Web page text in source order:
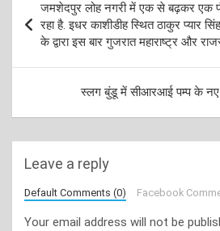
navigation
जमशेदपुर लोह नगरी में एक से बढ़कर एक
रहा है. इधर काशीडीह स्थित ठाकुर प्यार
के द्वारा इस बार गुजरात महाराष्ट्र और
स्लग बुंडू में सीआरआई पम्प के
Leave a reply
Default Comments (0) Facebook
Your email address will not be